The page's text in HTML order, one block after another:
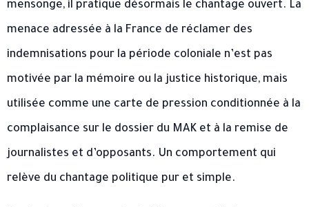
mensonge, il pratique désormais le chantage ouvert. La
menace adressée à la France de réclamer des
indemnisations pour la période coloniale n’est pas
motivée par la mémoire ou la justice historique, mais
utilisée comme une carte de pression conditionnée à la
complaisance sur le dossier du MAK et à la remise de
journalistes et d’opposants. Un comportement qui
relève du chantage politique pur et simple.